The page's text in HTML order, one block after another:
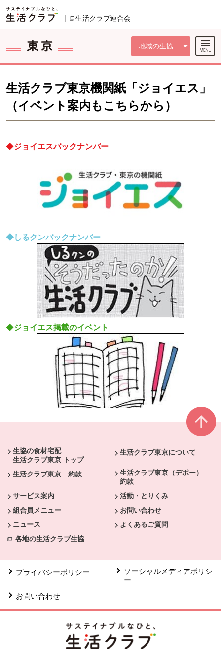
ページの先頭です。
生活クラブ連合会
地域の生協
ここからサイト内共通メニューです。
サイト内共通メニューをスキップする
サイト内共通メニューここまで。
生活クラブ東京機関紙「ジョイエス」
（イベント案内もこちらから）
◆ジョイエスバックナンバー
◆しるクンバックナンバー
◆ジョイエス掲載のイベント
生協の食材宅配
生活クラブ東京 トップ
生活クラブ東京について
生活クラブ東京 約款
生活クラブ東京（デポー）
約款
サービス案内
活動・とりくみ
組合員メニュー
お問い合わせ
ニュース
よくあるご質問
各地の生活クラブ生協
プライバシーポリシー
ソーシャルメディアポリシ
ー
お問い合わせ